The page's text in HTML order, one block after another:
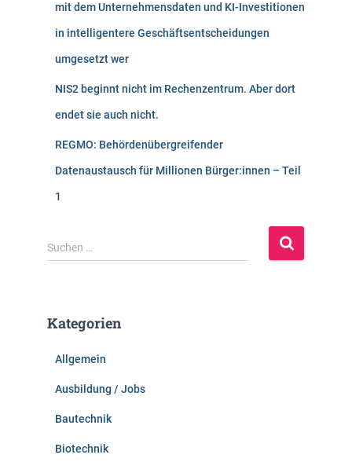
mit dem Unternehmensdaten und KI-Investitionen
in intelligentere Geschäftsentscheidungen
umgesetzt wer
NIS2 beginnt nicht im Rechenzentrum. Aber dort
endet sie auch nicht.
REGMO: Behördenübergreifender
Datenaustausch für Millionen Bürger:innen – Teil
1
S
u
n
Suchen …
Kategorien
Allgemein
Ausbildung / Jobs
Bautechnik
Biotechnik